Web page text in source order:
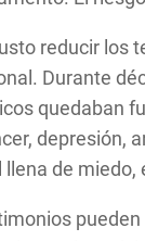
reducir los
Durante
quedaban
depresión,
llena de miedo,